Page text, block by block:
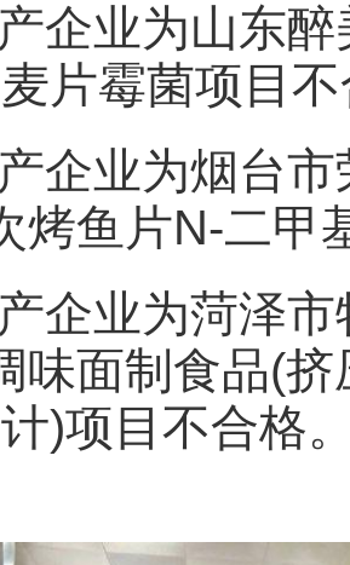
企业为山东
片霉菌项目
企业为烟台
烤鱼片N-二甲
企业为菏泽
味面制食品(
)项目不合格